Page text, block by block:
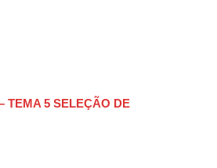
TEMA 5 SELEÇÃO DE